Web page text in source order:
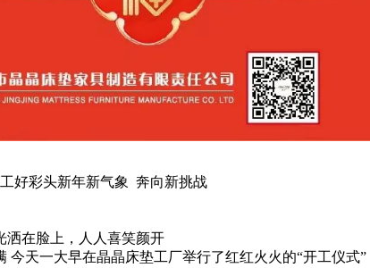
好彩头新年新气象 奔向新挑战
洒在脸上，人人喜笑颜开
今天一大早在晶晶床垫工厂举行了红红火火的“开工仪式”